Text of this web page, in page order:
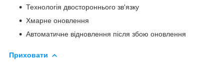
Технологія двостороннього зв'язку
Хмарне оновлення
Автоматичне відновлення після збою оновлення
Приховати